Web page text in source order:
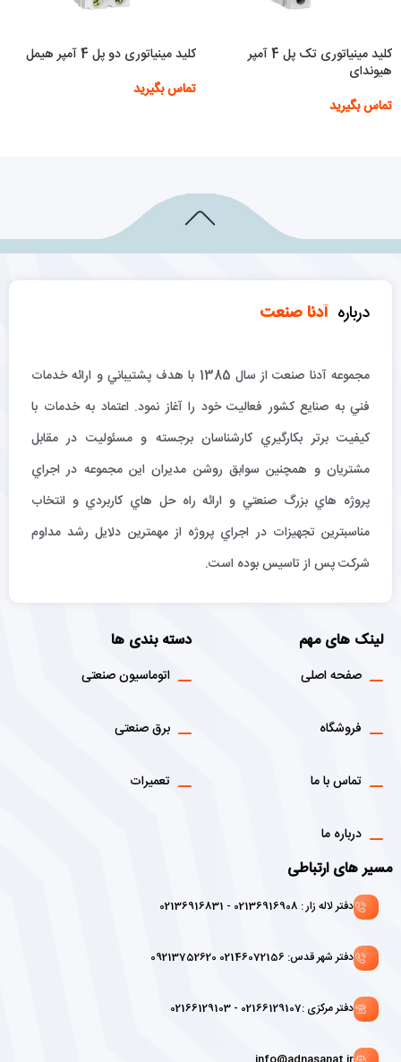
کلید مینیاتوری تک پل 4 آمپر
هیوندای
تماس بگیرید
کلید مینیاتوری دو پل 4 آمپر هیمل
تماس بگیرید
درباره آدنا صنعت
مجموعه آدنا صنعت از سال 1385 با هدف پشتيباني و ارائه خدمات
فني به صنايع كشور فعاليت خود را آغاز نمود. اعتماد به خدمات با
كيفيت برتر بكارگيري كارشناسان برجسته و مسئوليت در مقابل
مشتريان و همچنين سوابق روشن مديران اين مجموعه در اجراي
پروژه هاي بزرگ صنعتي و ارائه راه حل هاي كاربردي و انتخاب
مناسبترين تجهيزات در اجراي پروژه از مهمترين دلايل رشد مداوم
شركت پس از تاسيس بوده است.
لینک های مهم
صفحه اصلی
فروشگاه
تماس با ما
درباره ما
دسته بندی ها
اتوماسیون صنعتی
برق صنعتی
تعمیرات
مسیر های ارتباطی
دفتر لاله زار : 02136916908 - 02136916831
دفتر شهر قدس: 02146072156 09213752620
دفتر مرکزی :02166129107 - 02166129103